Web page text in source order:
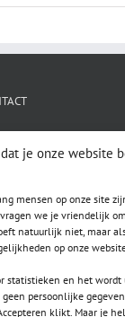
je onze website
mensen op onze site
we je vriendelijk
natuurlijk niet, maar
op onze
statistieken en het
persoonlijke
klikt. Maar je